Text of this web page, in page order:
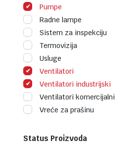
Pumpe
Radne lampe
Sistem za inspekciju
Termovizija
Usluge
Ventilatori
Ventilatori industrijski
Ventilatori komercijalni
Vreće za prašinu
Status Proizvoda